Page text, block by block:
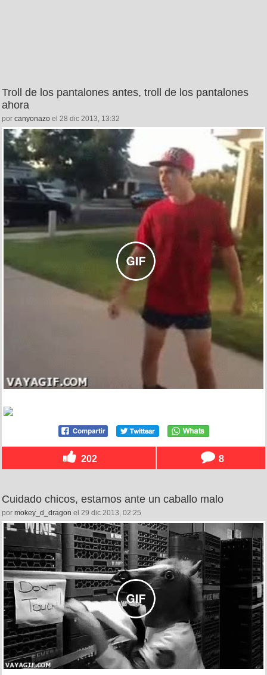
Troll de los pantalones antes, troll de los pantalones
ahora
por canyonazo el 28 dic 2013, 13:32
202 8
Cuidado chicos, estamos ante un caballo malo
por mokey_d_dragon el 29 dic 2013, 02:25